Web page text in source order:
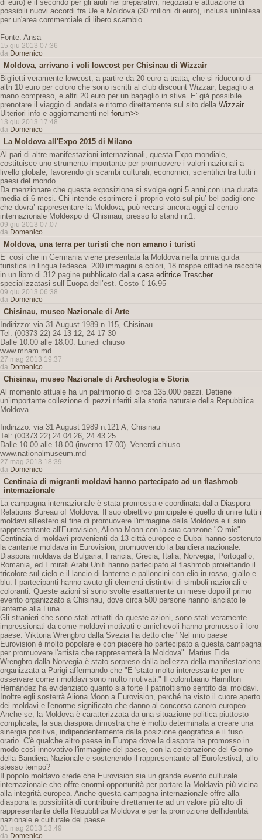
di euro) e il secondo per gli aiuti nei preparativi, negoziati e attuazione di
possibili nuovi accordi fra Ue e Moldova (30 milioni di euro), inclusa un'intesa
per un'area commerciale di libero scambio.
Fonte: Ansa
15 giu 2013 07:36
da Domenico
Moldova, arrivano i voli lowcost per Chisinau di Wizzair
Biglietti veramente lowcost, a partire da 20 euro a tratta, che si riducono di
altri 10 euro per coloro che sono iscritti al club discount Wizzair, bagaglio a
mano compreso, e altri 20 euro per un bagaglio in stiva. E' già possibile
prenotare il viaggio di andata e ritorno direttamente sul sito della Wizzair.
Ulteriori info e aggiornamenti nel forum>>
13 giu 2013 17:48
da Domenico
La Moldova all'Expo 2015 di Milano
Al pari di altre manifestazioni internazionali, questa Expo mondiale,
costituisce uno strumento importante per promuovere i valori nazionali a
livello globale, favorendo gli scambi culturali, economici, scientifici tra tutti i
paesi del mondo.
Da menzionare che questa exposizione si svolge ogni 5 anni,con una durata
media di 6 mesi. Chi intende esprimere il proprio voto sul piu’ bel padiglione
che dovra’ rappresentare la Moldova, può recarsi ancora oggi al centro
internazionale Moldexpo di Chisinau, presso lo stand nr.1.
09 giu 2013 07:07
da Domenico
Moldova, una terra per turisti che non amano i turisti
E’ così che in Germania viene presentata la Moldova nella prima guida
turistica in lingua tedesca. 200 immagini a colori, 18 mappe cittadine raccolte
in un libro di 312 pagine pubblicato dalla casa editrice Trescher
specializzatasi sull’Euopa dell’est. Costo € 16.95
09 giu 2013 06:38
da Domenico
Chisinau, museo Nazionale di Arte
Indirizzo: via 31 August 1989 n.115, Chisinau
Tel: (00373 22) 24 13 12, 24 17 30
Dalle 10.00 alle 18.00. Lunedi chiuso
www.mnam.md
27 mag 2013 19:37
da Domenico
Chisinau, museo Nazionale di Archeologia e Storia
Al momento attuale ha un patrimonio di circa 135.000 pezzi. Detiene
un’importante collezione di pezzi riferiti alla storia naturale della Repubblica
Moldova.
Indirizzo: via 31 August 1989 n.121 A, Chisinau
Tel: (00373 22) 24 04 26, 24 43 25
Dalle 10.00 alle 18.00 (inverno 17.00). Venerdi chiuso
www.nationalmuseum.md
27 mag 2013 18:39
da Domenico
Centinaia di migranti moldavi hanno partecipato ad un flashmob
internazionale
La campagna internazionale è stata promossa e coordinata dalla Diaspora
Relations Bureau of Moldova. Il suo obiettivo principale è quello di unire tutti i
moldavi all'estero al fine di promuovere l'immagine della Moldova e il suo
rappresentante all'Eurovision, Aliona Moon con la sua canzone "O mie".
Centinaia di moldavi provenienti da 13 città europee e Dubai hanno sostenuto
la cantante moldava in Eurovision, promuovendo la bandiera nazionale.
Diaspora moldava da Bulgaria, Francia, Grecia, Italia, Norvegia, Portogallo,
Romania, ed Emirati Arabi Uniti hanno partecipato al flashmob proiettando il
tricolore sul cielo e il lancio di lanterne e palloncini con elio in rosso, giallo e
blu. I partecipanti hanno avuto gli elementi distintivi di simboli nazionali e
coloranti. Queste azioni si sono svolte esattamente un mese dopo il primo
evento organizzato a Chisinau, dove circa 500 persone hanno lanciato le
lanterne alla Luna.
Gli stranieri che sono stati attratti da queste azioni, sono stati veramente
impressionati da come moldavi motivati ​​e amichevoli hanno promosso il loro
paese. Viktoria Wrengbro dalla Svezia ha detto che "Nel mio paese
Eurovision è molto popolare e con piacere ho partecipato a questa campagna
per promuovere l'artista che rappresenterà la Moldova". Marius Eide
Wrengbro dalla Norvegia è stato sorpreso dalla bellezza della manifestazione
organizzata a Parigi affermando che "E 'stato molto interessante per me
osservare come i moldavi sono molto motivati." Il colombiano Hamilton
Hernández ha evidenziato quanto sia forte il patriottismo sentito dai moldavi.
Inoltre egli sosterrà Aliona Moon a Eurovision, perché ha visto il cuore aperto
dei moldavi e l'enorme significato che danno al concorso canoro europeo.
Anche se, la Moldova è caratterizzata da una situazione politica piuttosto
complicata, la sua diaspora dimostra che è molto determinata a creare una
sinergia positiva, indipendentemente dalla posizione geografica e il fuso
orario. C'è qualche altro paese in Europa dove la diaspora ha promosso in
modo così innovativo l'immagine del paese, con la celebrazione del Giorno
della Bandiera Nazionale e sostenendo il rappresentante all'Eurofestival, allo
stesso tempo?
Il popolo moldavo crede che Eurovision sia un grande evento culturale
internazionale che offre enormi opportunità per portare la Moldavia più vicina
alla integrità europea. Anche questa campagna internazionale offre alla
diaspora la possibilità di contribuire direttamente ad un valore più alto di
rappresentante della Repubblica Moldova e per la promozione dell'identità
nazionale e culturale del paese.
01 mag 2013 13:49
da Domenico